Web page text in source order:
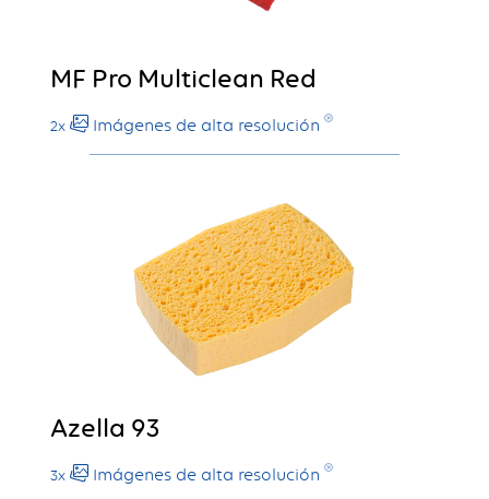
MF Pro Multiclean Red
2x Imágenes de alta resolución
Azella 93
3x Imágenes de alta resolución